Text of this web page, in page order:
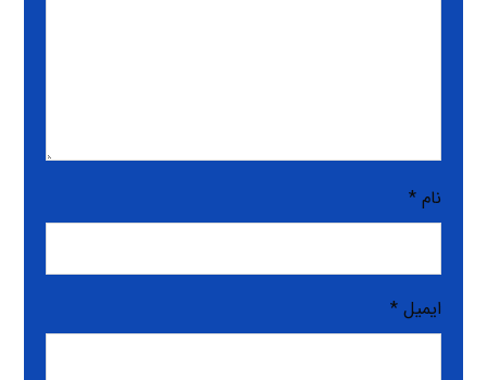
نام*
ایمیل*